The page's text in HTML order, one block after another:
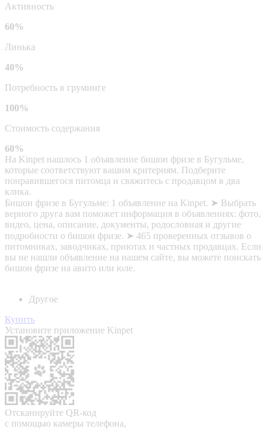
Активность
60%
Линька
40%
Потребность в груминге
100%
Стоимость содержания
60%
На Kinpet нашлось 1 объявление бишон фризе в Бугульме,
которые соответствуют вашим критериям. Подберите
понравившегося питомца и свяжитесь с продавцом в два
клика.
Бишон фризе в Бугульме: 1 объявление на Kinpet. ➤ Выбрать
верного друга вам поможет информация в объявлениях: фото,
видео, цена, описание, документы, родословная и другие
подробности о бишон фризе. ➤ 465 проверенных отзывов о
питомниках, заводчиках, приютах и частных продавцах. Если
вы не нашли объявление на нашем сайте, вы можете поискать
бишон фризе на авито или юле.
Другое
Купить
Установите приложение Kinpet
Отсканируйте QR-код
с помощью камеры телефона,